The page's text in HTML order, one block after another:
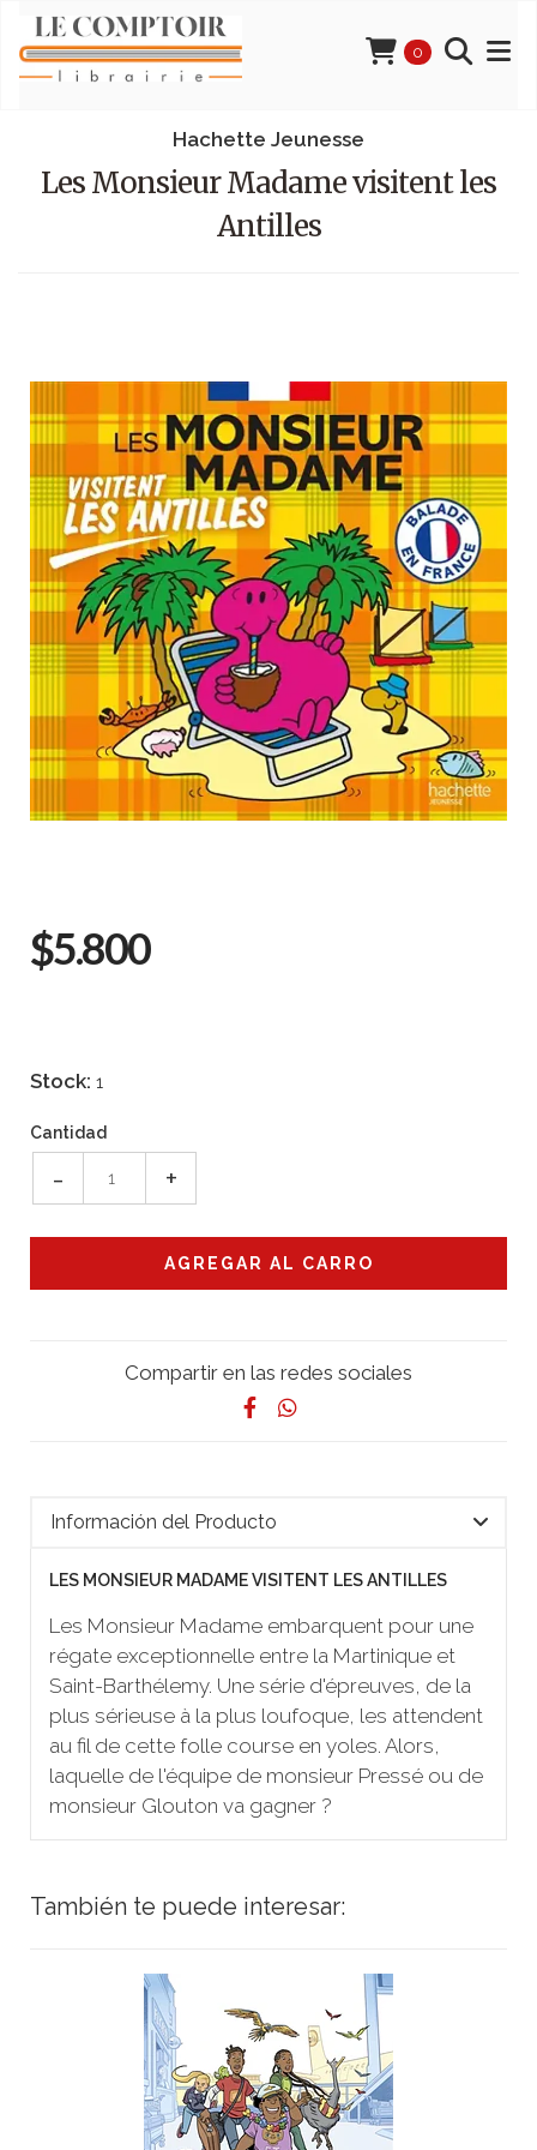
0
Hachette Jeunesse
Les Monsieur Madame visitent les
Antilles
$5.800
Stock: 1
Cantidad
- +
Compartir en las redes sociales
Información del Producto
LES MONSIEUR MADAME VISITENT LES ANTILLES
Les Monsieur Madame embarquent pour une
régate exceptionnelle entre la Martinique et
Saint-Barthélemy. Une série d'épreuves, de la
plus sérieuse à la plus loufoque, les attendent
au fil de cette folle course en yoles. Alors,
laquelle de l'équipe de monsieur Pressé ou de
monsieur Glouton va gagner ?
También te puede interesar: